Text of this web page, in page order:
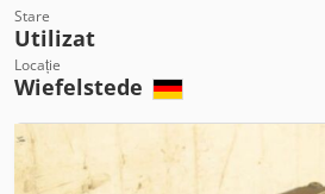
Stare
Utilizat
Locație
Wiefelstede